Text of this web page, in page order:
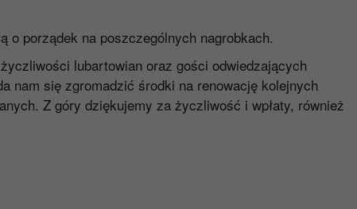
o porządek na poszczególnych nagrobkach.
lubartowian oraz gości odwiedzających
nam się zgromadzić środki na renowację kolejnych
Z góry dziękujemy za życzliwość i wpłaty, również